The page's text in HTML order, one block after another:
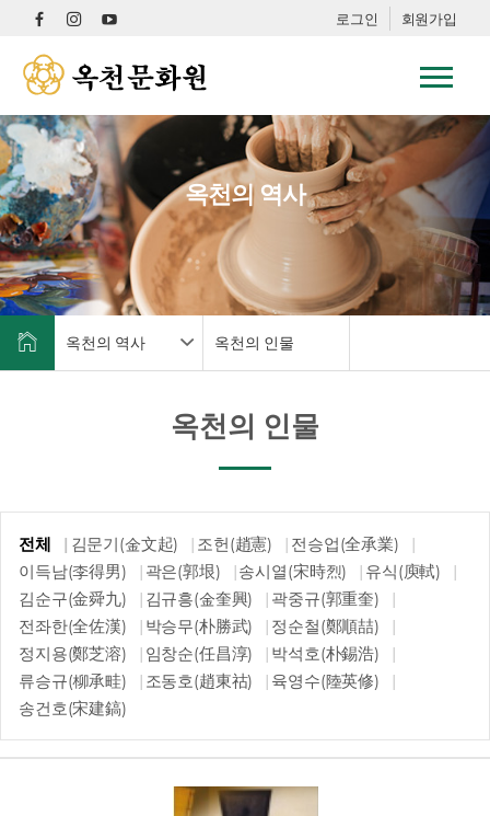
로그인 회원가입
옥천의 역사
옥천의 역사 옥천의 인물
옥천의 인물
전체 김문기(金文起) 조헌(趙憲)
전승업(全承業)
이득남(李得男)
곽은(郭垠) 송시열(宋時烈)
유식(庾軾)
김순구(金舜九)
김규흥(金奎興)
곽중규(郭重奎)
전좌한(全佐漢)
박승무(朴勝武)
정순철(鄭順喆)
정지용(鄭芝溶)
임창순(任昌淳)
박석호(朴錫浩)
류승규(柳承畦)
조동호(趙東祜)
육영수(陸英修)
송건호(宋建鎬)